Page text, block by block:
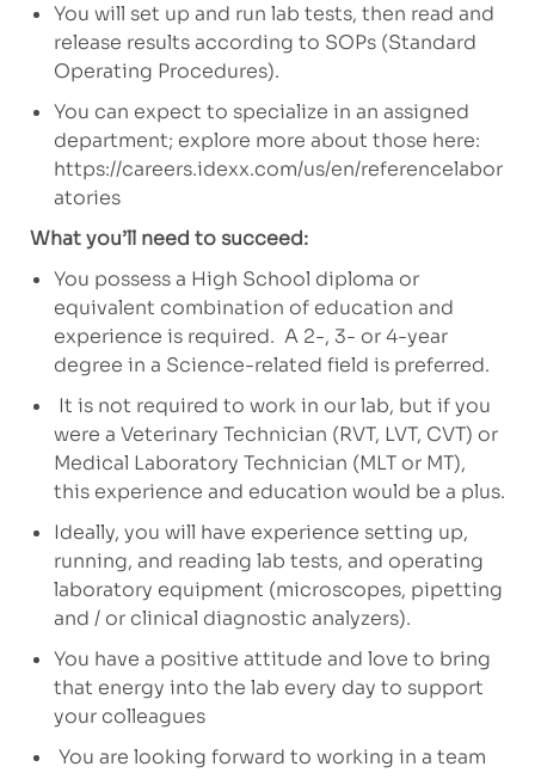
You will set up and run lab tests, then read and
release results according to SOPs (Standard
Operating Procedures).
You can expect to specialize in an assigned
department; explore more about those here:
https://careers.idexx.com/us/en/referencelabor
atories
What you’ll need to succeed:
You possess a High School diploma or
equivalent combination of education and
experience is required. A 2-, 3- or 4-year
degree in a Science-related field is preferred.
It is not required to work in our lab, but if you
were a Veterinary Technician (RVT, LVT, CVT) or
Medical Laboratory Technician (MLT or MT),
this experience and education would be a plus.
Ideally, you will have experience setting up,
running, and reading lab tests, and operating
laboratory equipment (microscopes, pipetting
and / or clinical diagnostic analyzers).
You have a positive attitude and love to bring
that energy into the lab every day to support
your colleagues
You are looking forward to working in a team